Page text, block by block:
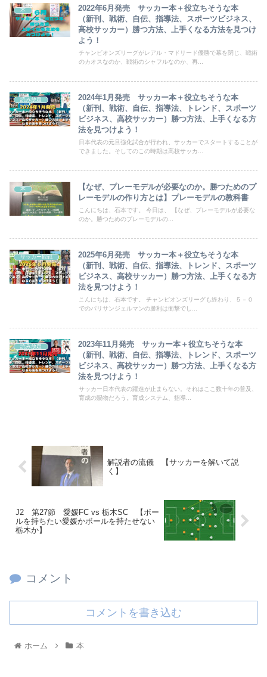
本
2022年6月発売 サッカー本＋役立ちそうな本
（新刊、戦術、自伝、指導法、スポーツビジネス、
高校サッカー）勝つ方法、上手くなる方法を見つけ
よう！
チャンピオンズリーグがレアル・マドリード優勝で幕を閉じ、戦術
のカオスなのか、戦術のシャフルなのか、再...
読み放題
2024年1月発売 サッカー本＋役立ちそうな本
（新刊、戦術、自伝、指導法、トレンド、スポーツ
ビジネス、高校サッカー）勝つ方法、上手くなる方
法を見つけよう！
日本代表の元旦強化試合が行われ、サッカーでスタートすることが
できました。そしてのこの時期は高校サッカ...
本
【なぜ、プレーモデルが必要なのか。勝つためのプ
レーモデルの作り方とは】プレーモデルの教科書
こんにちは、石本です。 今日は、 【なぜ、プレーモデルが必要な
のか。勝つためのプレーモデルの...
サッカー観戦
2025年6月発売 サッカー本＋役立ちそうな本
（新刊、戦術、自伝、指導法、トレンド、スポーツ
ビジネス、高校サッカー）勝つ方法、上手くなる方
法を見つけよう！
こんにちは、石本です。 チャンピオンズリーグも終わり、５－０
でのパリサンジェルマンの勝利は衝撃でし...
読み放題
2023年11月発売 サッカー本＋役立ちそうな本
（新刊、戦術、自伝、指導法、トレンド、スポーツ
ビジネス、高校サッカー）勝つ方法、上手くなる方
法を見つけよう！
サッカー日本代表の躍進が止まらない。それはここ数十年の普及、
育成の賜物だろう。育成システム、指導...
解説者の流儀 【サッカーを解いて説
く】
J2 第27節 愛媛FC vs 栃木SC 【ボー
ルを持ちたい愛媛かボールを持たせない
栃木か】
コメント
コメントを書き込む
ホーム 本